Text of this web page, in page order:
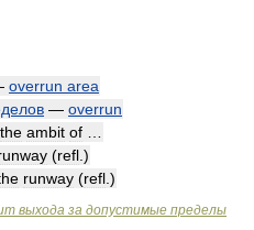
overrun area
— overrun
the ambit of
(refl .)
runway (refl .)
выхода за допустимые пределы